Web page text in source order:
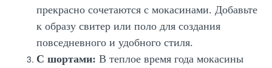
прекрасно сочетаются с мокасинами. Добавьте
к образу свитер или поло для создания
повседневного и удобного стиля.
С шортами: В теплое время года мокасины